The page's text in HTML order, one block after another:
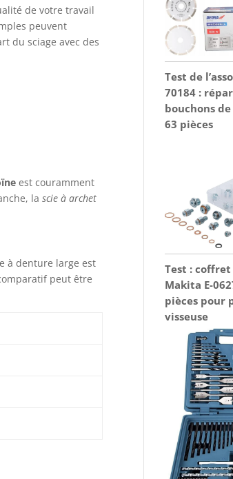
de votre travail
peuvent
du sciage avec des
est couramment
lascie à archet
à denture large est
peut être
Test de
70184 :
bouchons
63 pièces
Test :
Makita E-
pièces pour
visseuse